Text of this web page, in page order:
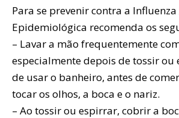
Para se prevenir contra a
Epidemiológica recomenda os
– Lavar a mão frequentemente
especialmente depois de tossir ou
de usar o banheiro, antes de
tocar os olhos, a boca e o nariz.
– Ao tossir ou espirrar, cobrir a